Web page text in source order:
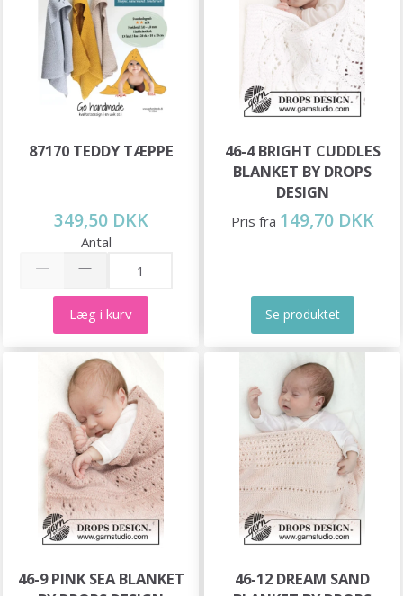
87170 TEDDY TÆPPE
349,50 DKK
Antal
Læg i kurv
46-4 BRIGHT CUDDLES
BLANKET BY DROPS
DESIGN
Pris fra 149,70 DKK
Se produktet
46-9 PINK SEA BLANKET
46-12 DREAM SAND